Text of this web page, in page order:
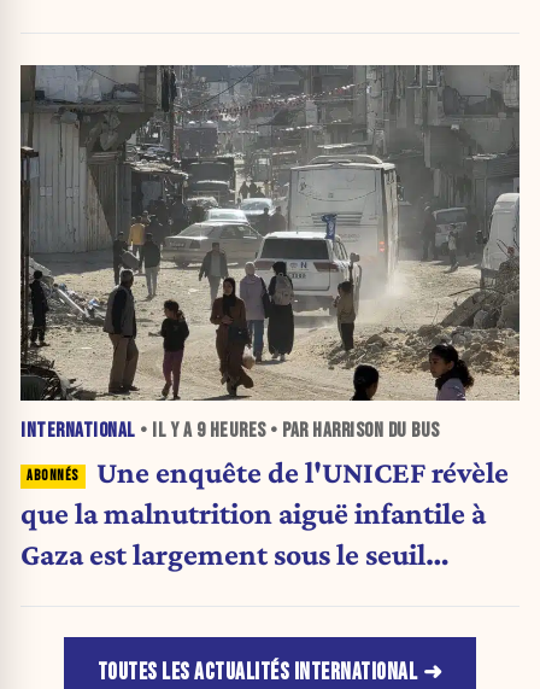
INTERNATIONAL • IL Y A 9 HEURES• PAR HARRISON DU BUS
Une enquête de l'UNICEF révèle
que la malnutrition aiguë infantile à
Gaza est largement sous le seuil
TOUTES LES ACTUALITÉS INTERNATIONAL